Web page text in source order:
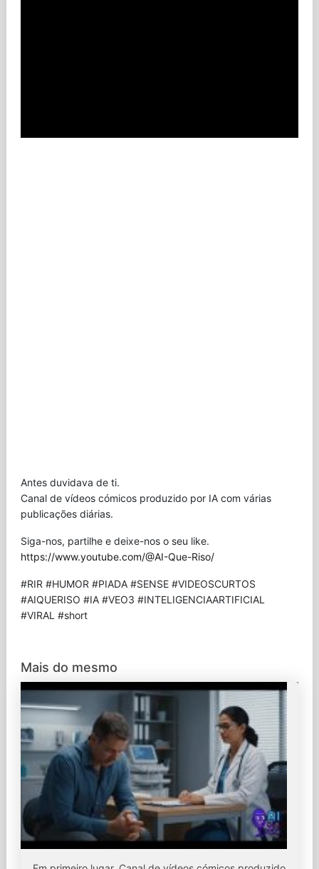
Antes duvidava de ti.
Canal de vídeos cómicos produzido por IA com várias
publicações diárias.
Siga-nos, partilhe e deixe-nos o seu like.
https://www.youtube.com/@AI-Que-Riso/
#RIR #HUMOR #PIADA #SENSE #VIDEOSCURTOS
#AIQUERISO #IA #VEO3 #INTELIGENCIAARTIFICIAL
#VIRAL #short
Mais do mesmo